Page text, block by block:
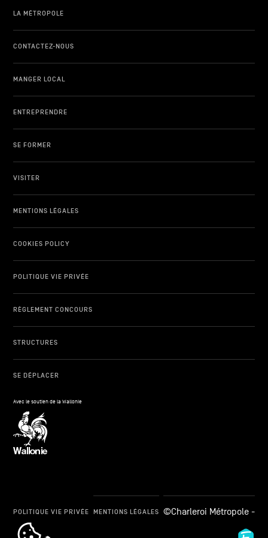
LA MÉTROPOLE
CONTACTEZ-NOUS
MANGER LOCAL
ENTREPRENDRE
SE FORMER
VISITER
MENTIONS LÉGALES
COOKIES POLICY
POLITIQUE VIE PRIVÉE
RÈGLEMENT CONCOURS
STRUCTURES
SE DÉPLACER
Avec le soutien de la Wallonie
cookie_notice_link
POLITIQUE VIE PRIVÉE MENTIONS LÉGALES ©Charleroi Métropole -